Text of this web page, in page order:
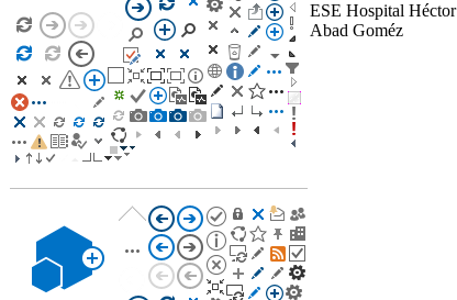
ESE Hospital Héctor
Abad Goméz